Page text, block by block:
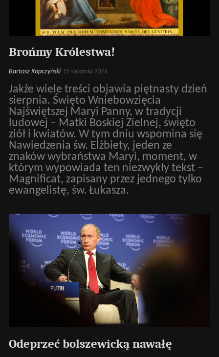
Brońmy Królestwa!
Bartosz Kopczyński 15 sierpnia 2024
Jakże wiele treści objawia piętnasty dzień
sierpnia. Święto Wniebowzięcia
Najświętszej Maryi Panny, w tradycji
ludowej – Matki Boskiej Zielnej, święto
ziół i kwiatów. W tym dniu wspomina się
Nawiedzenia św. Elżbiety, jeden ze
znaków wybraństwa Maryi, moment, w
którym wypowiada ten niezwykły tekst –
Magnificat, zapisany przez jednego tylko
ewangelistę, św. Łukasza.
Odeprzeć bolszewicką nawałę